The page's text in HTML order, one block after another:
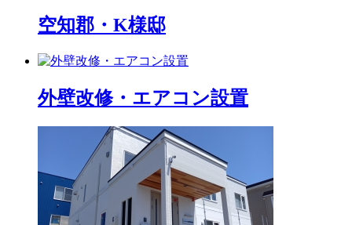
空知郡・K様邸
外壁改修・エアコン設置